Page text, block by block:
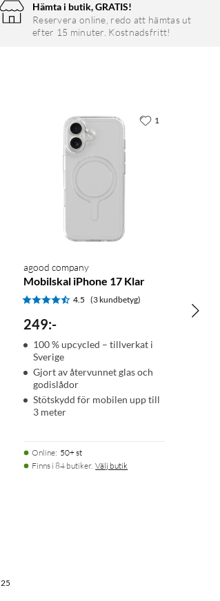
Hämta i butik, GRATIS!
Reservera online, redo att hämtas ut
efter 15 minuter. Kostnadsfritt!
agood company
Mobilskal iPhone 17 Klar
4.5 (3 kundbetyg)
249:-
100 % upcycled – tillverkat i
Sverige
Gjort av återvunnet glas och
godislådor
Stötskydd för mobilen upp till
3 meter
Online: 50+ st
Finns i 84 butiker. Välj butik
1
25